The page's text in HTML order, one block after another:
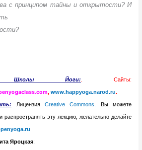
с принципом тайны и открытости? И
Школы Йоги: . Сайты:
,www.happyoga.narod.ru.
Лицензия Creative Commons. Вы можете
распространять эту лекцию, желательно делайте
Яроцкая;